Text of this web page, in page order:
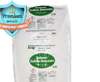
Benzoate – Mốc Bột
Food Grade Mỹ Usa